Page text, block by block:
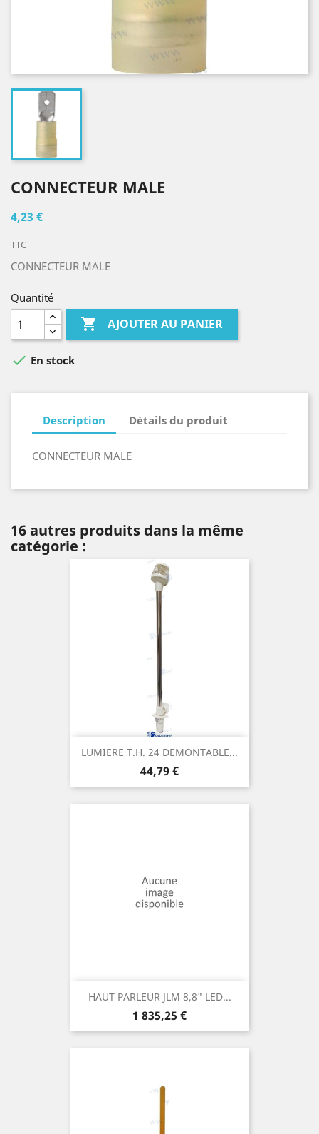
CONNECTEUR MALE
4,23 €
TTC
CONNECTEUR MALE
Quantité
 AJOUTER AU PANIER
 En stock
Description Détails du produit
CONNECTEUR MALE
16 autres produits dans la même
catégorie :
LUMIERE T.H. 24 DEMONTABLE...
Prix
44,79 €
HAUT PARLEUR JLM 8,8" LED...
Prix
1 835,25 €